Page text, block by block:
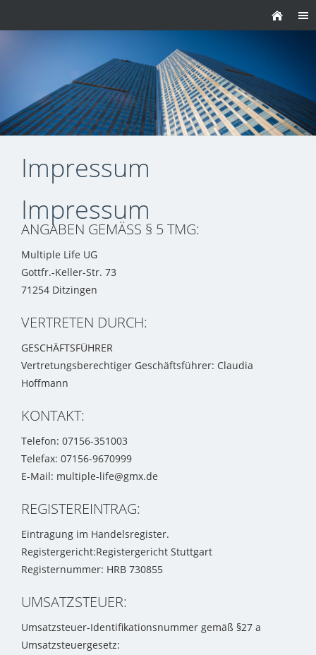
Impressum
Impressum
ANGABEN GEMÄSS § 5 TMG:
Multiple Life UG
Gottfr.-Keller-Str. 73
71254 Ditzingen
VERTRETEN DURCH:
GESCHÄFTSFÜHRER
Vertretungsberechtiger Geschäftsführer: Claudia
Hoffmann
KONTAKT:
Telefon: 07156-351003
Telefax: 07156-9670999
E-Mail: multiple-life@gmx.de
REGISTEREINTRAG:
Eintragung im Handelsregister.
Registergericht:Registergericht Stuttgart
Registernummer: HRB 730855
UMSATZSTEUER:
Umsatzsteuer-Identifikationsnummer gemäß §27 a
Umsatzsteuergesetz: